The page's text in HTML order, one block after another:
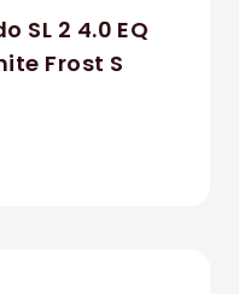
SL 2 4.0 EQ
Frost S